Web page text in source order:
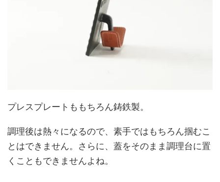
プレスプレートももちろん鋳鉄製。
調理後は熱々になるので、素手ではもちろん掴むこ
とはできません。さらに、蓋をそのまま調理台に置
くこともできませんよね。